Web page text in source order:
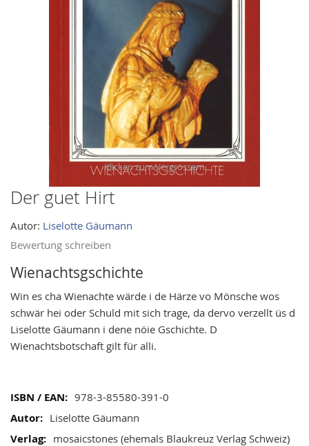
Der guet Hirt
Autor: Liselotte Gäumann
Bewertung schreiben
Wienachtsgschichte
Win es cha Wienachte wärde i de Härze vo Mönsche wos
schwär hei oder Schuld mit sich trage, da dervo verzellt üs d
Liselotte Gäumann i dene nöie Gschichte. D
Wienachtsbotschaft gilt für alli.
Mehr
Informationen
978-3-85580-391-0
Liselotte Gäumann
mosaicstones (ehemals Blaukreuz Verlag Schweiz)
Skip
the
beginning
the
images
gallery